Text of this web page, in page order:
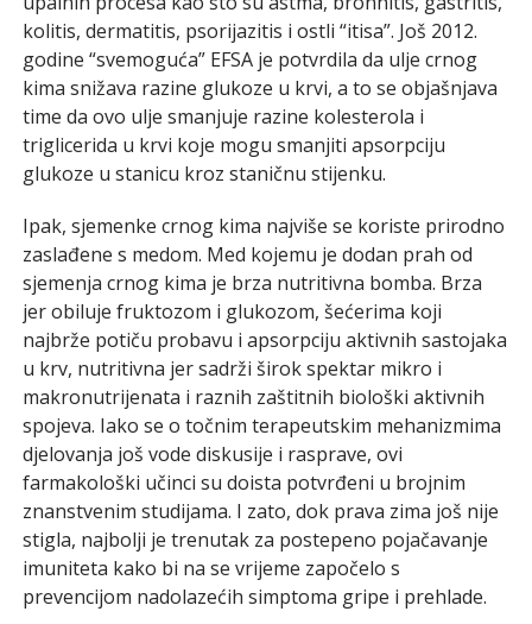
kolitis, dermatitis, psorijazitis i ostli “itisa”. Još 2012.
godine “svemoguća” EFSA je potvrdila da ulje crnog
kima snižava razine glukoze u krvi, a to se objašnjava
time da ovo ulje smanjuje razine kolesterola i
triglicerida u krvi koje mogu smanjiti apsorpciju
glukoze u stanicu kroz staničnu stijenku.
Ipak, sjemenke crnog kima najviše se koriste prirodno
zaslađene s medom. Med kojemu je dodan prah od
sjemenja crnog kima je brza nutritivna bomba. Brza
jer obiluje fruktozom i glukozom, šećerima koji
najbrže potiču probavu i apsorpciju aktivnih sastojaka
u krv, nutritivna jer sadrži širok spektar mikro i
makronutrijenata i raznih zaštitnih biološki aktivnih
spojeva. Iako se o točnim terapeutskim mehanizmima
djelovanja još vode diskusije i rasprave, ovi
farmakološki učinci su doista potvrđeni u brojnim
znanstvenim studijama. I zato, dok prava zima još nije
stigla, najbolji je trenutak za postepeno pojačavanje
imuniteta kako bi na se vrijeme započelo s
prevencijom nadolazećih simptoma gripe i prehlade.